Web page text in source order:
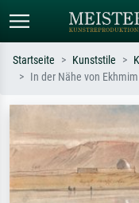
oder Stilen – z.B.
Sternennacht,
Hokusai, Akt.
Startseite Kunststile
In der Nähe von Ekhmim